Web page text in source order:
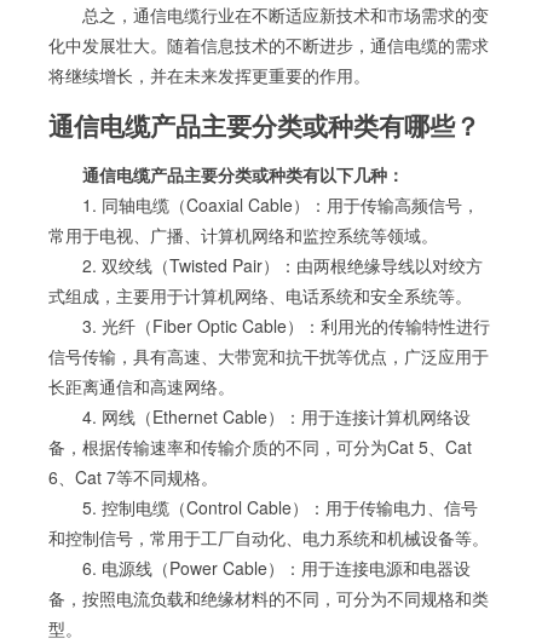
总之，通信电缆行业在不断适应新技术和市场需求的变
化中发展壮大。随着信息技术的不断进步，通信电缆的需求
将继续增长，并在未来发挥更重要的作用。
通信电缆产品主要分类或种类有哪些？
通信电缆产品主要分类或种类有以下几种：
1. 同轴电缆（Coaxial Cable）：用于传输高频信号，
常用于电视、广播、计算机网络和监控系统等领域。
2. 双绞线（Twisted Pair）：由两根绝缘导线以对绞方
式组成，主要用于计算机网络、电话系统和安全系统等。
3. 光纤（Fiber Optic Cable）：利用光的传输特性进行
信号传输，具有高速、大带宽和抗干扰等优点，广泛应用于
长距离通信和高速网络。
4. 网线（Ethernet Cable）：用于连接计算机网络设
备，根据传输速率和传输介质的不同，可分为Cat 5、Cat
6、Cat 7等不同规格。
5. 控制电缆（Control Cable）：用于传输电力、信号
和控制信号，常用于工厂自动化、电力系统和机械设备等。
6. 电源线（Power Cable）：用于连接电源和电器设
备，按照电流负载和绝缘材料的不同，可分为不同规格和类
型。